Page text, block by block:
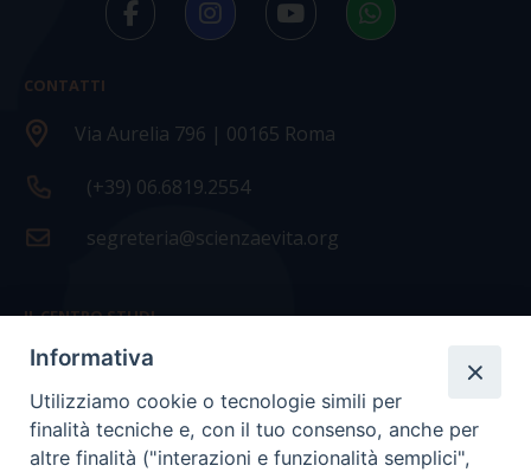
CONTATTI
Via Aurelia 796 | 00165 Roma
(+39) 06.6819.2554
segreteria@scienzaevita.org
IL CENTRO STUDI
La nostra storia
Statuto
Presidenza e ufficio presidenza
Informativa
Utilizziamo cookie o tecnologie simili per
finalità tecniche e, con il tuo consenso, anche per
altre finalità ("interazioni e funzionalità semplici",